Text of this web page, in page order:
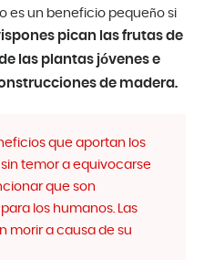
es un beneficio pequeño si
pican las frutas de
las plantas jóvenes e
de madera.
que aportan los
temor a equivocarse
que son
los humanos. Las
morir a causa de su